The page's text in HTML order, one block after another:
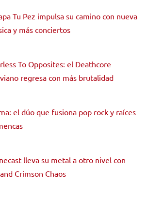
Tu Pez impulsa su camino con nueva
y más conciertos
To Opposites: el Deathcore
regresa con más brutalidad
el dúo que fusiona pop rock y raíces
lleva su metal a otro nivel con
Crimson Chaos